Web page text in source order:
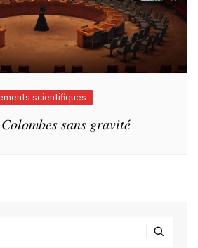
scientifiques
𝑠𝑎𝑛𝑠 𝑔𝑟𝑎𝑣𝑖𝑡𝑒́